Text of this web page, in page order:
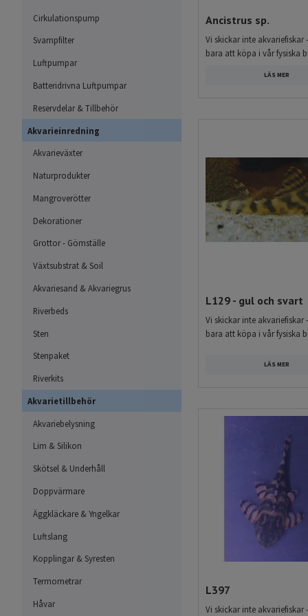
Cirkulationspump
Svampfilter
Luftpumpar
Batteridrivna Luftpumpar
Reservdelar & Tillbehör
Akvarieinredning
Akvarieväxter
Naturprodukter
Mangroverötter
Dekorationer
Grottor - Gömställe
Växtsubstrat & Soil
Akvariesand & Akvariegrus
Riverbeds
Sten
Stenpaket
Riverkits
Akvarietillbehör
Akvariebelysning
Lim & Silikon
Skötsel & Underhåll
Doppvärmare
Äggkläckare & Yngelkar
Luftslang
Kopplingar & Syresten
Termometrar
Håvar
Stort utbud av L-malar
Hos oss hittar du ett
Nedan ser du en del av
Vad är L-malar?
L-malar är ett
kommer från det så
innan de ibland får ett
L-malar varierar mycket
passar i mindre till
utrymme, kraftigare
Ancistrus – en populär
Det finns flera olika
och olika odlade
gör dem enkla att känna
Akvarium för L-malar
L-malar och Ancistrus
gömställen. Rötter,
känna sig trygga. Många
Ancistrus sp.
Vi skickar inte akvariefiskar
bara att köpa i vår fysiska
LÄS MER
L129 - gul och svart
Vi skickar inte akvariefiskar
bara att köpa i vår fysiska
LÄS MER
L397
Vi skickar inte akvariefiskar